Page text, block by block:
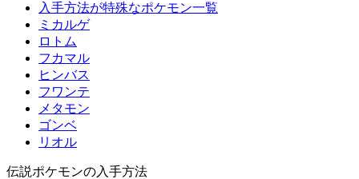
入手方法が特殊なポケモン一覧
ミカルゲ
ロトム
フカマル
ヒンバス
フワンテ
メタモン
ゴンベ
リオル
伝説ポケモンの入手方法